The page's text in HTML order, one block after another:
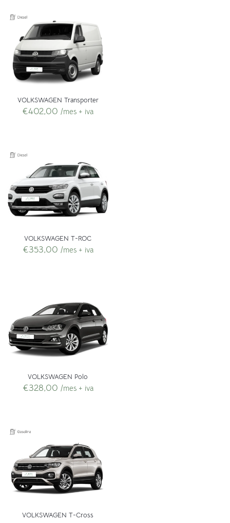
VOLKSWAGEN Transporter
€402,00 /mes + iva
VOLKSWAGEN T-ROC
€353,00 /mes + iva
VOLKSWAGEN Polo
€328,00 /mes + iva
VOLKSWAGEN T-Cross